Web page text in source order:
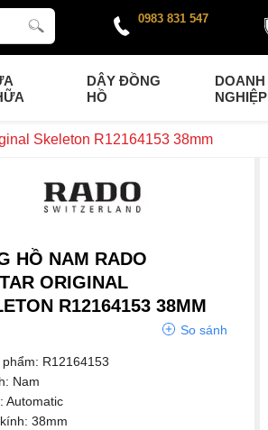
0983 831 547
DÂY ĐỒNG
HỒ
DOANH
NGHIỆP
Skeleton R12164153 38mm
HỒ NAM RADO
ORIGINAL
R12164153 38MM
So sánh
R12164153
Nam
Automatic
38mm